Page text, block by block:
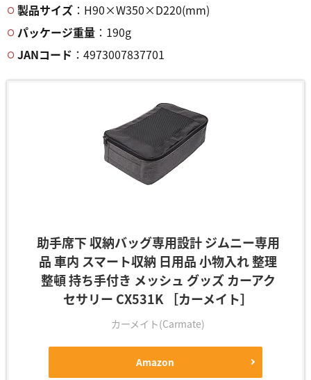
製品サイズ ：H90×W350×D220(mm)
パッケージ重量 ：190g
JANコード ：4973007837701
助手席下 収納バッグ専用設計 ジムニー専用
品 車内 スマート収納 日用品 小物入れ 整理
整頓 持ち手付き メッシュ グッズ カーアク
セサリー CX531K ［カーメイト］
カーメイト(Carmate)
Amazon